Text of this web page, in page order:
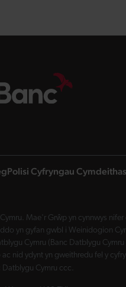
Polisi Cyfryngau
Mae'r Grŵp yn cynnwys
yn gyfan gwbl i Weinidogion
Cymru (Banc Datblygu
nid ydynt yn gweithredu fel y
Datblygu Cymru ccc.